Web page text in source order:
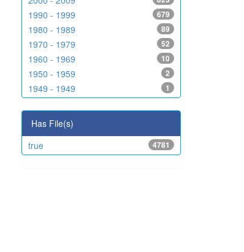
679
1990 - 1999
89
1980 - 1989
52
1970 - 1979
10
1960 - 1969
2
1950 - 1959
1
1949 - 1949
Has File(s)
4781
true